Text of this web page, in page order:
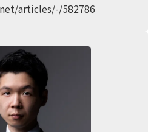
articles/-/582786